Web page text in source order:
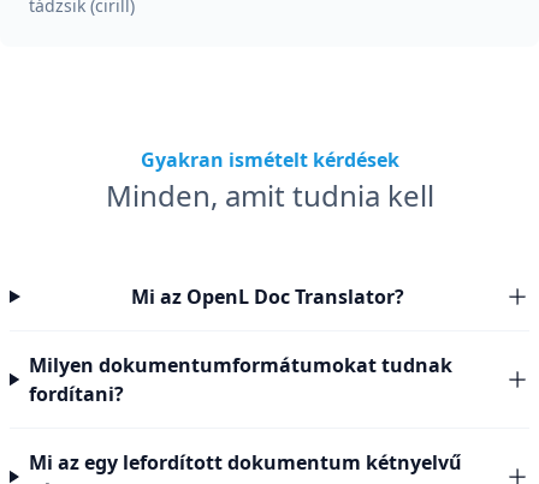
tádzsik (cirill)
Gyakran ismételt kérdések
Minden, amit tudnia kell
Mi az OpenL Doc Translator?
Milyen dokumentumformátumokat tudnak
fordítani?
Mi az egy lefordított dokumentum kétnyelvű